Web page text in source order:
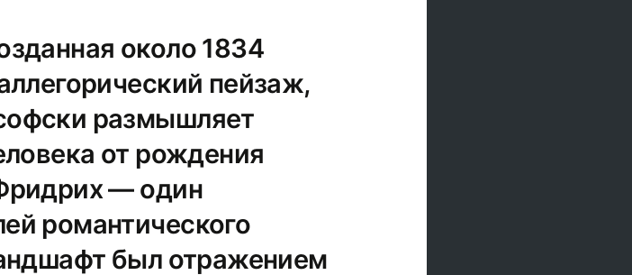
около 1834
пейзаж,
размышляет
от рождения
— один
романтического
был отражением